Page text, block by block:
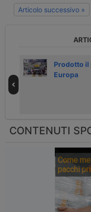
Articolo successivo »
Prodotto il
Europa
CONTENUTI
Come
pacchi